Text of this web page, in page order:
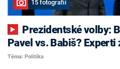
15 fotografií
Pavel vs. Babiš?
Téma: Politika